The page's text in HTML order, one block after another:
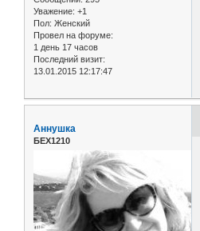
Уважение: +1
Пол: Женский
Провел на форуме:
1 день 17 часов
Последний визит:
13.01.2015 12:17:47
Аннушка
БЕХ1210